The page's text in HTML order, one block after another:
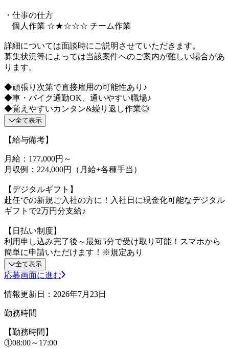
・仕事の仕方
個人作業 ☆★☆☆☆ チーム作業
詳細については面談時にご説明させていただきます。
募集状況等によっては当該案件へのご案内が難しい場合があ
ります。
◆頑張り次第で直接雇用の可能性あり♪
◆車・バイク通勤OK、通いやすい職場♪
◆覚えやすいカンタン&繰り返し作業◎
全て表示
【給与備考】
月給：177,000円～
月収例：224,000円（月給+各種手当）
【デジタルギフト】
赴任での新規ご入社の方に！入社日に現金化可能なデジタル
ギフトで2万円分支給♪
【日払い制度】
利用申し込み完了後～最短5分で受け取り可能！スマホから
簡単に申請いただけます！※規定あり
全て表示
応募画面に進む
情報更新日：2026年7月23日
勤務時間
【勤務時間】
①08:00～17:00